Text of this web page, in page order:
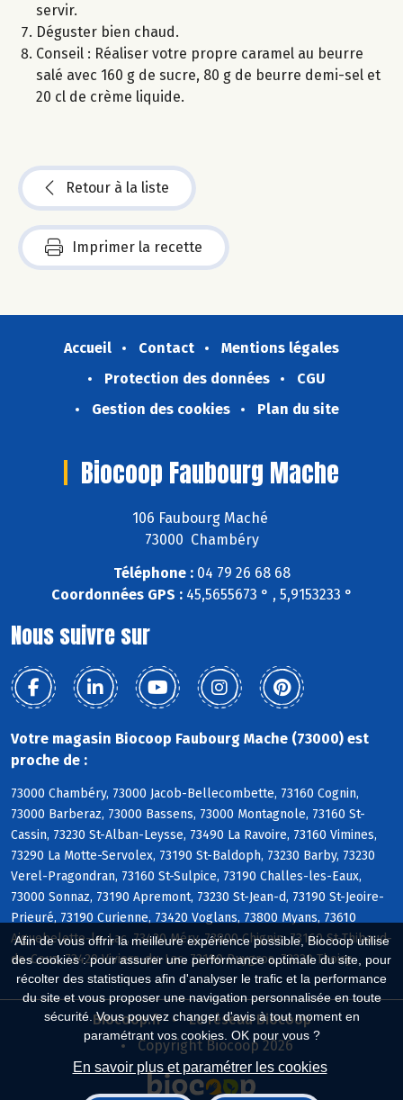
Afin de vous offrir la meilleure expérience possible, Biocoop utilise
des cookies : pour assurer une performance optimale du site, pour
récolter des statistiques afin d'analyser le trafic et la performance
du site et vous proposer une navigation personnalisée en toute
sécurité. Vous pouvez changer d'avis à tout moment en
paramétrant vos cookies. OK pour vous ?
En savoir plus et paramétrer les cookies
servir.
Déguster bien chaud.
Conseil : Réaliser votre propre caramel au beurre
salé avec 160 g de sucre, 80 g de beurre demi-sel et
20 cl de crème liquide.
Retour à la liste
Imprimer la recette
Accueil Contact
Mentions légales
Protection des données
CGU
Gestion des cookies
Plan du site
Biocoop Faubourg Mache
106 Faubourg Maché
73000 Chambéry
Téléphone :04 79 26 68 68
Coordonnées GPS :45,5655673 ° , 5,9153233 °
Nous suivre sur
Votre magasin Biocoop Faubourg Mache (73000) est
proche de :
73000 Chambéry, 73000 Jacob-Bellecombette, 73160 Cognin,
73000 Barberaz, 73000 Bassens, 73000 Montagnole, 73160 St-
Cassin, 73230 St-Alban-Leysse, 73490 La Ravoire, 73160 Vimines,
73290 La Motte-Servolex, 73190 St-Baldoph, 73230 Barby, 73230
Verel-Pragondran, 73160 St-Sulpice, 73190 Challes-les-Eaux,
73000 Sonnaz, 73190 Apremont, 73230 St-Jean-d, 73190 St-Jeoire-
Prieuré, 73190 Curienne, 73420 Voglans, 73800 Myans, 73610
Aiguebelette-le-Lac, 73420 Méry, 73800 Chignin, 73160 St-Thibaud-
de-Couz, 73420 Viviers-du-Lac, 73190 Puygros, 73230 Thoiry
Biocoop.fr
Le réseau Biocoop
Copyright Biocoop 2026